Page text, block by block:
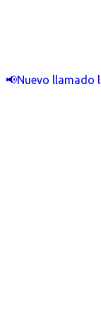
📢Nuevo llamado